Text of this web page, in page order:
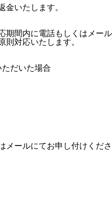
金いたします。
期間内に電話もしくはメール
則対応いたします。
だいた場合
メールにてお申し付けくださ